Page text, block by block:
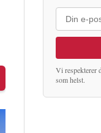
Vi respekterer
som helst.